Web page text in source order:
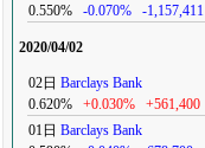
0.550%
-0.070% -1,157,411
2020/04/02
02日 Barclays Bank
0.620%
+0.030% +561,400
01日 Barclays Bank